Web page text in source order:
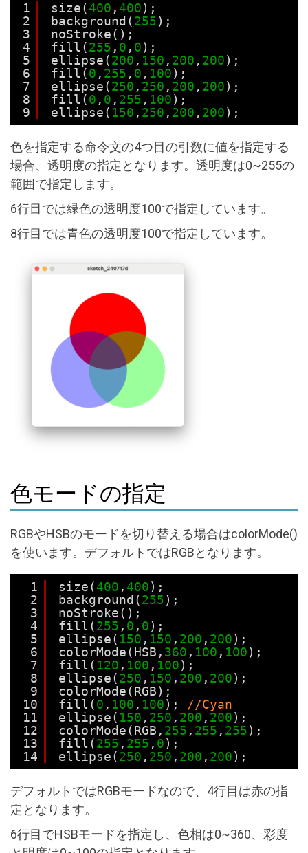
1
2
3
4
5
6
7
8
9
size(400 , 400);
background(255);
noStroke();
fill(255 , 0 , 0);
ellipse(200 , 150 , 200 , 200);
fill(0 , 255 , 0 , 100);
ellipse(250 , 250 , 200 , 200);
fill(0 , 0 , 255 , 100);
ellipse( 150 , 250 , 200 , 200);
色を指定する命令文の4つ目の引数に値を指定する
場合、透明度の指定となります。透明度は0~255の
範囲で指定します。
6行目では緑色の透明度100で指定しています。
8行目では青色の透明度100で指定しています。
色モードの指定
RGBやHSBのモードを切り替える場合はcolorMode()
を使います。デフォルトではRGBとなります。
1
2
3
4
5
6
7
8
9
10
11
12
13
14
size(400 , 400);
background(255);
noStroke();
fill(255 , 0 , 0);
ellipse( 150 , 150 , 200 , 200);
colorMode(HSB, 360 , 100 , 100);
fill( 120 , 100 , 100);
ellipse(250 , 150 , 200 , 200);
colorMode(RGB);
fill(0 , 100 , 100); //Cyan
ellipse( 150 , 250 , 200 , 200);
colorMode(RGB, 255 , 255 , 255);
fill(255 , 255 , 0);
ellipse(250 , 250 , 200 , 200);
デフォルトではRGBモードなので、4行目は赤の指
定となります。
6行目でHSBモードを指定し、色相は0~360、彩度